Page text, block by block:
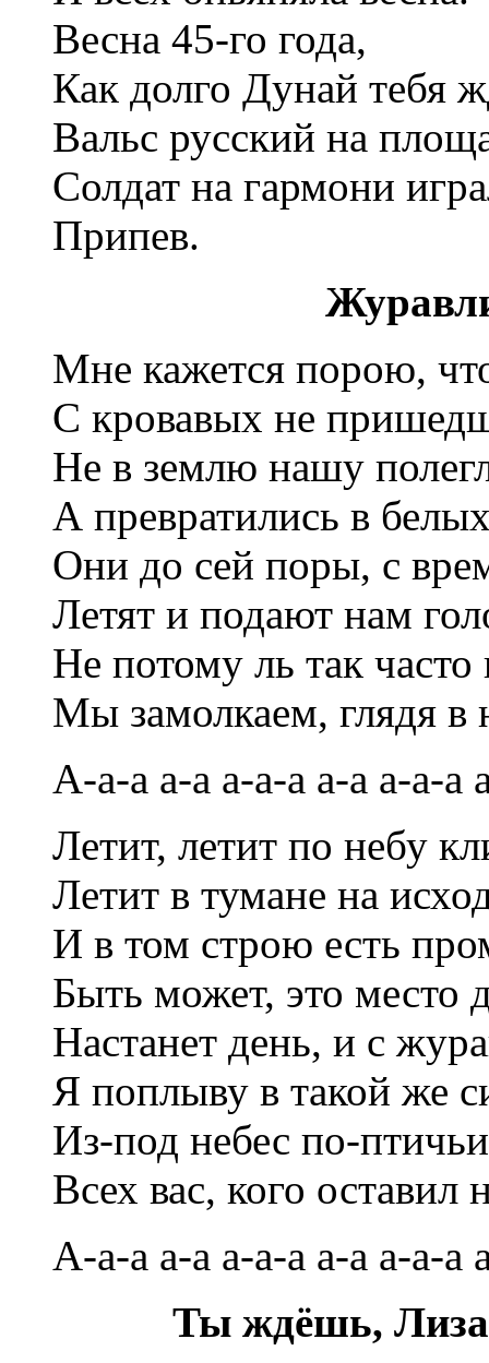
Весна 45-го года,
Как долго Дунай тебя
Вальс русский на
Солдат на гармони
Припев.
Мне кажется порою,
С кровавых не
Не в землю нашу
А превратились в
Они до сей поры, с
Летят и подают нам
Не потому ль так часто
Мы замолкаем, глядя в
А-а-а а-а а-а-а а-а а-а-а
Летит, летит по небу
Летит в тумане на
И в том строю есть
Быть может, это место
Настанет день, и с
Я поплыву в такой же
Из-под небес по-
Всех вас, кого оставил
А-а-а а-а а-а-а а-а а-а-а
Ты ждёшь,